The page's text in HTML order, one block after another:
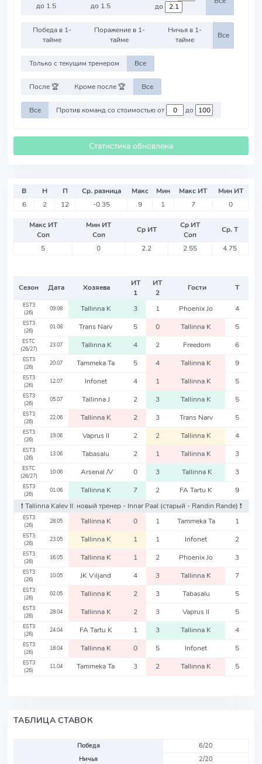
до 1.5
до 1.5
до
Победа в 1-
тайме
Поражение в 1-
тайме
Ничья в 1-
тайме
Все
Только с текущим тренером Все
После 🏆 Кроме после 🏆 Все
Все Против команд со стоимостью от до
Статистика обновлена
В Н П Ср. разница Макс Мин Макс ИТ
Мин ИТ
6
2 12 -0.35 9 1 7 0
Макс ИТ
Соп
Мин ИТ
Соп
Ср ИТ
Ср ИТ
Соп
Ср. Т
5
0 2.2 2.55 4.75
Сезон Дата Хозяева
ИТ
1
ИТ
2
Гости Т
EST3
(26)
09.08 Tallinna K 3 1 Phoenix Jo 4
EST3
(26)
01.08 Trans Narv 5 0 Tallinna K 5
ESTC
(26/27)
23.07 Tallinna K 4 2 Freedom 6
EST3
(26)
20.07 Tammeka Ta 5 4 Tallinna K 9
EST3
(26)
12.07 Infonet 4 1 Tallinna K 5
EST3
(26)
05.07 Tallinna J 2 3 Tallinna K 5
EST3
(26)
22.06 Tallinna K 2 3 Trans Narv 5
EST3
(26)
19.06 Vaprus II 2 2 Tallinna K 4
EST3
(26)
13.06 Tabasalu 2 1 Tallinna K 3
ESTC
(26/27)
10.06 Arsenal /V 0 3 Tallinna K 3
EST3
(26)
01.06 Tallinna K 7 2 FA Tartu K
9
❗️ Tallinna Kalev II: новый тренер - Innar Paal (старый - Randin Rande) ❗️
EST3
(26)
28.05 Tallinna K 0 1 Tammeka Ta 1
EST3
(26)
23.05 Tallinna K 1 1 Infonet 2
EST3
(26)
16.05 Tallinna K 1 2 Phoenix Jo 3
EST3
(26)
10.05 JK Viljand 4 3 Tallinna K 7
EST3
(26)
02.05 Tallinna K 2 3 Tabasalu 5
EST3
(26)
28.04 Tallinna K 2 3 Vaprus II 5
EST3
(26)
24.04 FA Tartu K 1 3 Tallinna K 4
EST3
(26)
18.04 Tallinna K 0 5 Infonet 5
EST3
(26)
11.04 Tammeka Ta 3 2 Tallinna K 5
ТАБЛИЦА СТАВОК
Победа
6/20
Ничья
2/20